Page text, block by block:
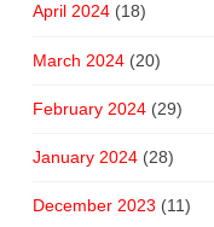
April 2024(18)
March 2024(20)
February 2024(29)
January 2024(28)
December 2023 (11)